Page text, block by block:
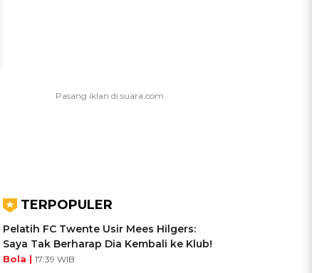
TERPOPULER
Pelatih FC Twente Usir Mees Hilgers:
Saya Tak Berharap Dia Kembali ke Klub!
Bola | 17:39 WIB